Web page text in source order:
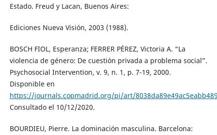
Estado. Freud y Lacan, Buenos Aires:
Ediciones Nueva Visión, 2003 (1988).
BOSCH FIOL, Esperanza; FERRER PÉREZ, Victoria A. “La
violencia de género: De cuestión privada a problema social”.
Psychosocial Intervention, v. 9, n. 1, p. 7-19, 2000.
Disponible en
https://journals.copmadrid.org/pi/art/
Consultado el 10/12/2020.
BOURDIEU, Pierre. La dominación masculina. Barcelona: